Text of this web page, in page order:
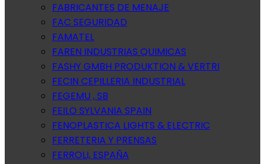
FABRICANTES DE MENAJE
FAC SEGURIDAD
FAMATEL
FAREN INDUSTRIAS QUIMICAS
FASHY GMBH PRODUKTION & VERTRI
FECIN CEPILLERIA INDUSTRIAL
FEGEMU , SB
FEILO SYLVANIA SPAIN
FENOPLASTICA LIGHTS & ELECTRIC
FERRETERIA Y PRENSAS
FERROLI, ESPAÑA